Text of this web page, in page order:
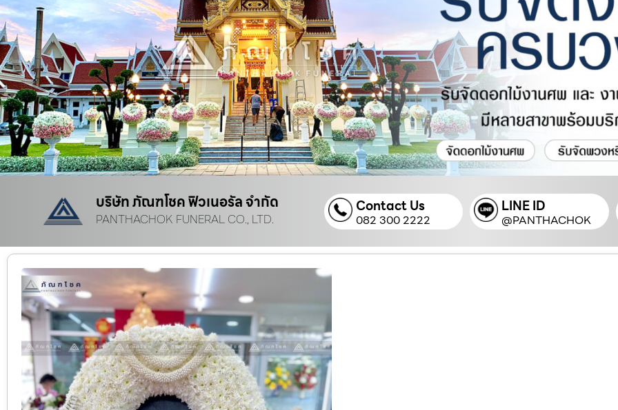
บริษัท ภัณฑโชค ฟิวเนอรัล จำกัด
PANTHACHOK FUNERAL CO., LTD.
Contact Us
082 300 2222
LINE ID
@PANTHACHOK